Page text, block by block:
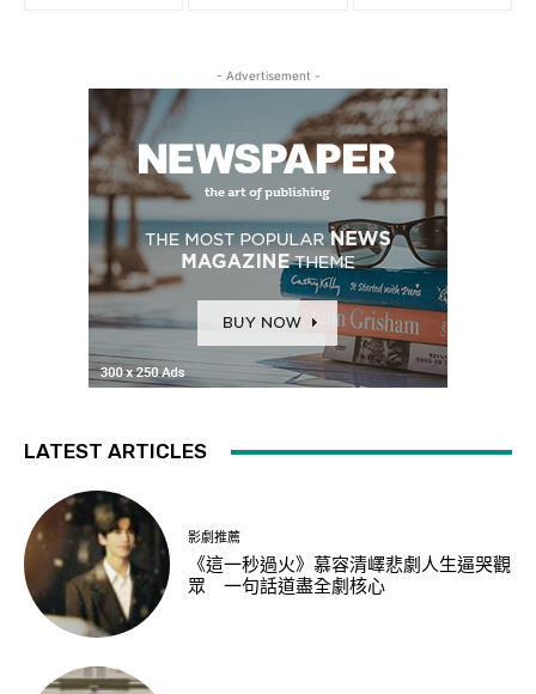
- Advertisement -
LATEST ARTICLES
影劇推薦
《這一秒過火》慕容清嶧悲劇人生逼哭觀
眾 一句話道盡全劇核心